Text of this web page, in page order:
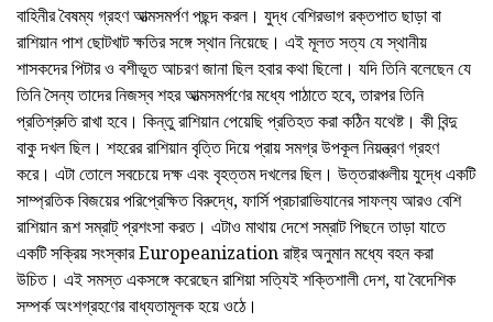
বাহিনীর বৈষম্য গ্রহণ আত্মসমর্পণ পছন্দ করল। যুদ্ধ বেশিরভাগ রক্তপাত ছাড়া বা
রাশিয়ান পাশ ছোটখাট ক্ষতির সঙ্গে স্থান নিয়েছে। এই মূলত সত্য যে স্থানীয়
শাসকদের পিটার ও বশীভূত আচরণ জানা ছিল হবার কথা ছিলো। যদি তিনি বলেছেন যে
তিনি সৈন্য তাদের নিজস্ব শহর আত্মসমর্পণের মধ্যে পাঠাতে হবে, তারপর তিনি
প্রতিশ্রুতি রাখা হবে। কিন্তু রাশিয়ান পেয়েছি প্রতিহত করা কঠিন যথেষ্ট। কী বিন্দু
বাকু দখল ছিল। শহরের রাশিয়ান বৃত্তি দিয়ে প্রায় সমগ্র উপকূল নিয়ন্ত্রণ গ্রহণ
করে। এটা তোলে সবচেয়ে দক্ষ এবং বৃহত্তম দখলের ছিল। উত্তরাঞ্চলীয় যুদ্ধে একটি
সাম্প্রতিক বিজয়ের পরিপ্রেক্ষিত বিরুদ্ধে, ফার্সি প্রচারাভিযানের সাফল্য আরও বেশি
রাশিয়ান রূশ সম্রাট্ প্রশংসা করত। এটাও মাথায় দেশে সম্রাট পিছনে তাড়া যাতে
একটি সক্রিয় সংস্কার Europeanization রাষ্ট্র অনুমান মধ্যে বহন করা
উচিত। এই সমস্ত একসঙ্গে করেছেন রাশিয়া সত্যিই শক্তিশালী দেশ, যা বৈদেশিক
সম্পর্ক অংশগ্রহণের বাধ্যতামূলক হয়ে ওঠে।